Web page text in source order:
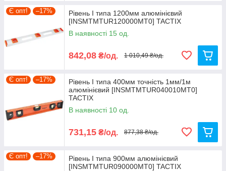
Є опт! –17%
Рівень I типа 1200мм алюмінієвий
[INSMTMTUR120000MT0] TACTIX
В наявності 15 од.
842,08 ₴/од. 1 010,49 ₴/од.
Є опт! –17%
Рівень I типа 400мм точність 1мм/1м
алюмінієвий [INSMTMTUR040010MT0]
TACTIX
В наявності 10 од.
731,15 ₴/од. 877,38 ₴/од.
Є опт! –17%
Рівень I типа 900мм алюмінієвий
[INSMTMTUR090000MT0] TACTIX